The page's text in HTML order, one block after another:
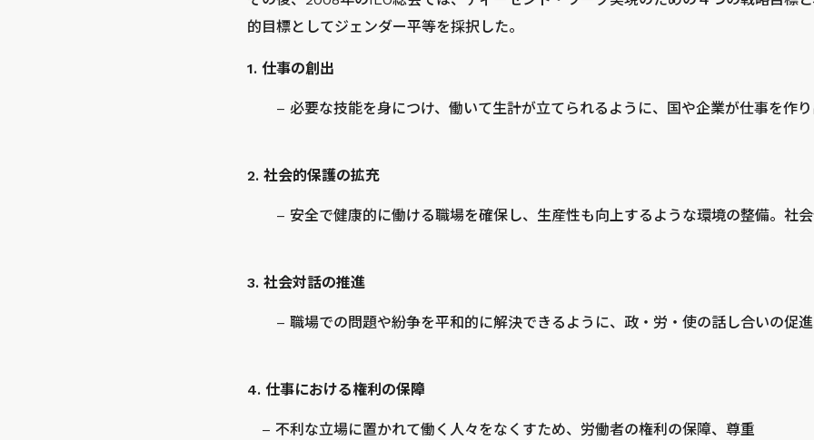
的目標としてジェンダー平等を採択した。
1. 仕事の創出
– 必要な技能を身につけ、働いて生計が立てられるように、国や企業が仕事を作
2. 社会的保護の拡充
– 安全で健康的に働ける職場を確保し、生産性も向上するような環境の整備。社会
3. 社会対話の推進
– 職場での問題や紛争を平和的に解決できるように、政・労・使の話し合いの促進
4. 仕事における権利の保障
– 不利な立場に置かれて働く人々をなくすため、労働者の権利の保障、尊重